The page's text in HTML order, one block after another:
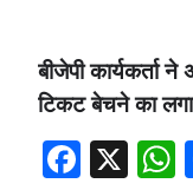
बीजेपी कार्यकर्ता
टिकट बेचने का
X